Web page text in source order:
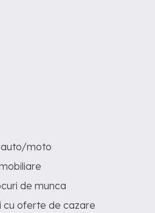
auto/moto
de munca
cu oferte de cazare